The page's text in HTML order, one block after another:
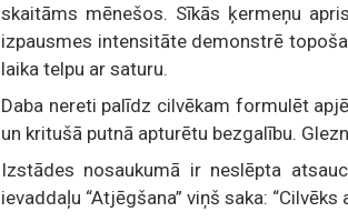
skaitāms mēnešos. Sīkās ķermeņu
izpausmes intensitāte demonstrē
laika telpu ar saturu.
Daba nereti palīdz cilvēkam formulēt
un kritušā putnā apturētu bezgalību.
Izstādes nosaukumā ir neslēpta
ievaddaļu “Atjēgšana” viņš saka: